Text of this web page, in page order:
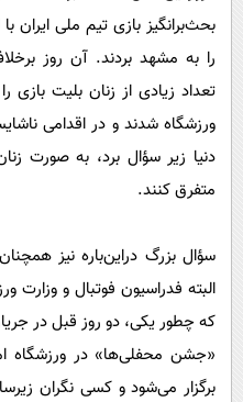
بحث‌برانگیز بازی تیم ملی ایران
را به مشهد بردند. آن روز
تعداد زیادی از زنان بلیت بازی
ورزشگاه شدند و در اقدامی
دنیا زیر سؤال برد، به صورت
متفرق کنند.
سؤال بزرگ در‌این‌باره نیز
البته فدراسیون فوتبال و
که چطور یکی، دو روز قبل در
«جشن محفلی‌ها» در ورزشگاه
برگزار می‌شود و کسی نگران